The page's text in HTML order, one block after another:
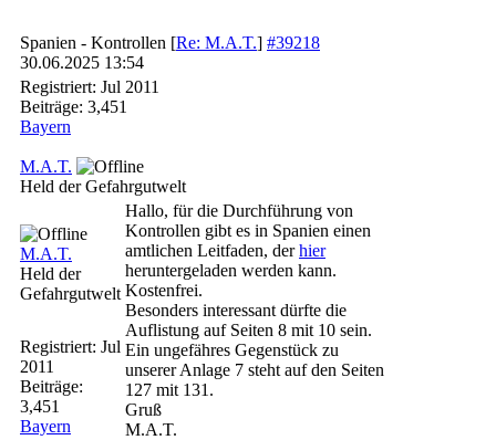
Spanien - Kontrollen [Re: M.A.T.] #39218
30.06.2025 13:54
Registriert: Jul 2011
Beiträge: 3,451
Bayern
M.A.T.
Held der Gefahrgutwelt
M.A.T.
Held der
Gefahrgutwelt
Registriert: Jul
2011
Beiträge:
3,451
Bayern
Hallo, für die Durchführung von
Kontrollen gibt es in Spanien einen
amtlichen Leitfaden, derhier
heruntergeladen werden kann.
Kostenfrei.
Besonders interessant dürfte die
Auflistung auf Seiten 8 mit 10 sein.
Ein ungefähres Gegenstück zu
unserer Anlage 7 steht auf den Seiten
127 mit 131.
Gruß
M.A.T.